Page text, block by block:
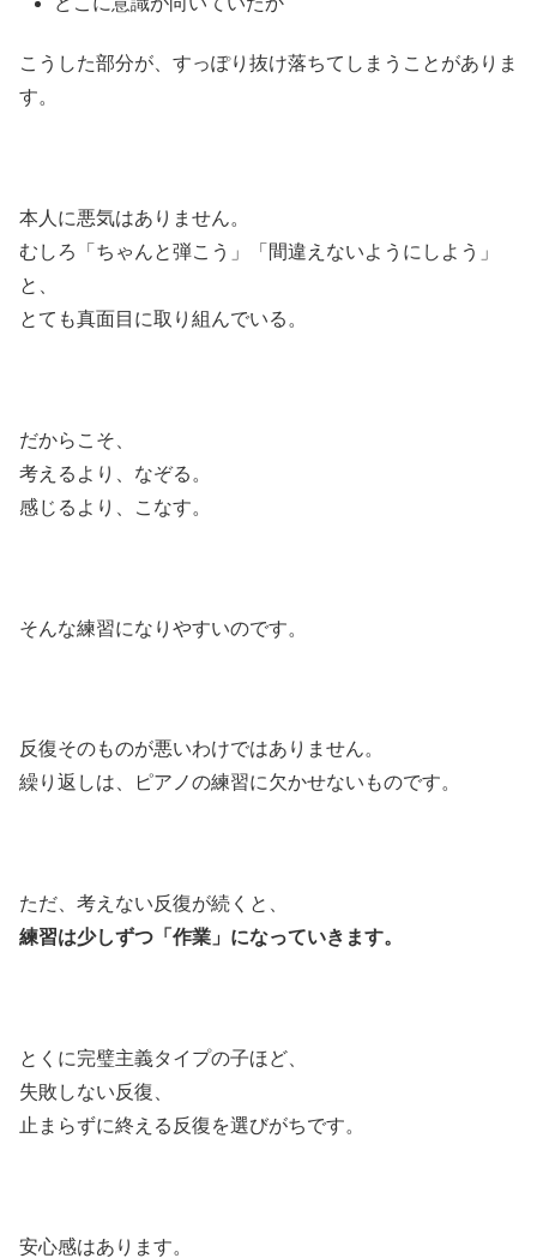
こうした部分が、すっぽり抜け落ちてしまうことがありま
す。
本人に悪気はありません。
むしろ「ちゃんと弾こう」「間違えないようにしよう」
と、
とても真面目に取り組んでいる。
だからこそ、
考えるより、なぞる。
感じるより、こなす。
そんな練習になりやすいのです。
反復そのものが悪いわけではありません。
繰り返しは、ピアノの練習に欠かせないものです。
ただ、考えない反復が続くと、
練習は少しずつ「作業」になっていきます。
とくに完璧主義タイプの子ほど、
失敗しない反復、
止まらずに終える反復を選びがちです。
安心感はあります。